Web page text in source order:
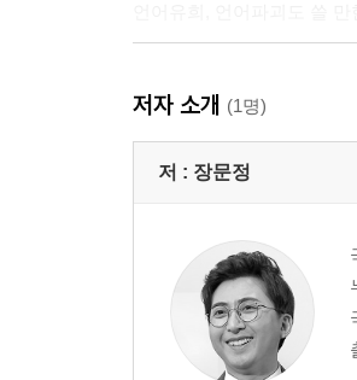
차별화해서 각인시켜라 |
4. 일침 - 노른자만 남기고 다
5. 단언 - “돈 많아요? 아니
역효과만 부르는 언어낭비
세일즈맨에게 “다음 이 시
저자 소개 (1명)
저 : 장문정